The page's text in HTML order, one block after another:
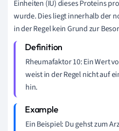
Einheiten (IU) dieses Proteins
wurde. Dies liegt innerhalb der
in der Regel kein Grund zur
Rheumafaktor 10: Ein Wert
weist in der Regel nicht auf
hin.
Ein Beispiel: Du gehst zum